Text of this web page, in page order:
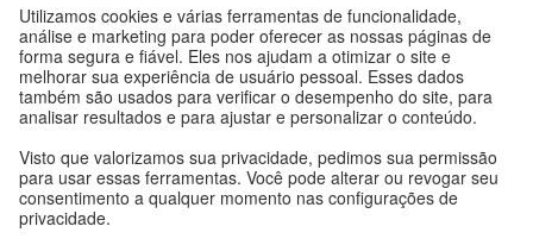
Cursos de alemão do Goethe-Institut
Portal para professores “Deutschstunde”
Privacidade e acessibilidade
Configurações de privacidade